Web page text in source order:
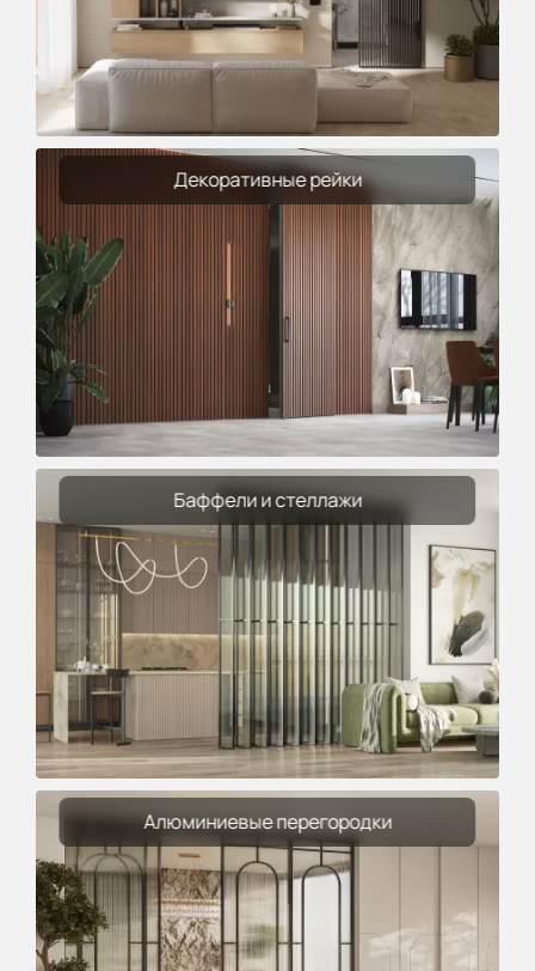
Декоративные рейки
Баффели и стеллажи
Алюминиевые перегородки